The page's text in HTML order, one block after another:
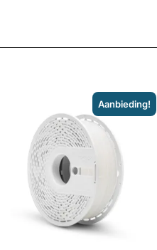
Aanbieding!